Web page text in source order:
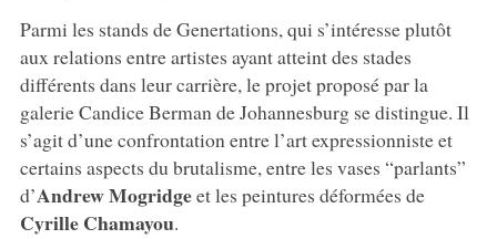
Parmi les stands de Genertations, qui s’intéresse plutôt
aux relations entre artistes ayant atteint des stades
différents dans leur carrière, le projet proposé par la
galerie Candice Berman de Johannesburg se distingue. Il
s’agit d’une confrontation entre l’art expressionniste et
certains aspects du brutalisme, entre les vases “parlants”
d’Andrew Mogridgeet les peintures déformées de
Cyrille Chamayou.